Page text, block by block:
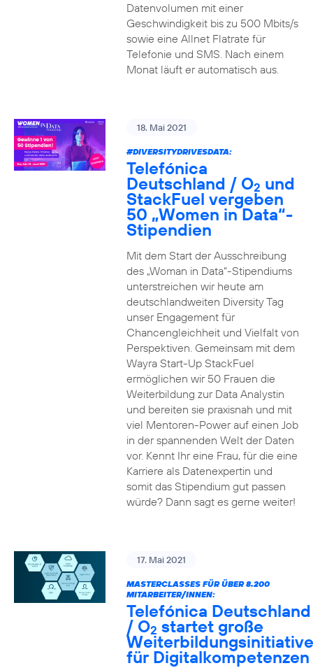
Datenvolumen mit einer
Geschwindigkeit bis zu 500 Mbits/s
sowie eine Allnet Flatrate für
Telefonie und SMS. Nach einem
Monat läuft er automatisch aus.
18. Mai 2021
#DIVERSITYDRIVESDATA:
Telefónica
Deutschland / O2 und
StackFuel vergeben
50 „Women in Data“-
Stipendien
Mit dem Start der Ausschreibung
des „Woman in Data“-Stipendiums
unterstreichen wir heute am
deutschlandweiten Diversity Tag
unser Engagement für
Chancengleichheit und Vielfalt von
Perspektiven. Gemeinsam mit dem
Wayra Start-Up StackFuel
ermöglichen wir 50 Frauen die
Weiterbildung zur Data Analystin
und bereiten sie praxisnah und mit
viel Mentoren-Power auf einen Job
in der spannenden Welt der Daten
vor. Kennt Ihr eine Frau, für die eine
Karriere als Datenexpertin und
somit das Stipendium gut passen
würde? Dann sagt es gerne weiter!
17. Mai 2021
MASTERCLASSES FÜR ÜBER 8.200
MITARBEITER/INNEN:
Telefónica Deutschland
/ O2 startet große
Weiterbildungsinitiative
für Digitalkompetenzen